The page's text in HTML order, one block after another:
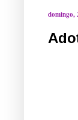
domingo,